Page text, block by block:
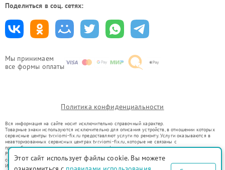
Мы принимаем
все формы оплаты
Поделиться в соц. сетях:
Политика конфиденциальности
Вся информация на сайте носит исключительно справочный характер.
Товарные знаки используются исключительно для описания устройств, в отношении которых
сервисные центры tvr.viomi-fix.ru предоставляют услуги по ремонту. Услуги оказываются в
неавторизованных сервисных центрах tvr.viomi-fix.ru, которые не связаны с
правообладателями товарных знаков или их официальными представителями.
Ремонт осуществляется для устройств, уже введенных в гражданский оборот в соответствии
со статьей 1487 ГК РФ.
Использование товарных знаков не преследует цели индивидуализации услуг или введения
Этот сайт использует файлы cookie. Вы можете